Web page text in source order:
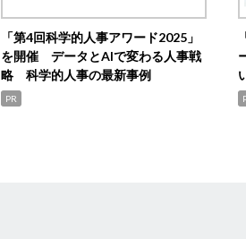
「第4回科学的人事アワード2025」
を開催 データとAIで変わる人事戦
略 科学的人事の最新事例
PR